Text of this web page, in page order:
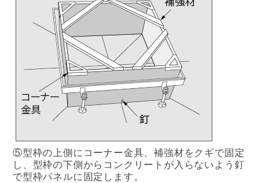
⑤型枠の上側にコーナー金具、補強材をクギで固定
し、型枠の下側からコンクリートが入らないよう釘
で型枠パネルに固定します。